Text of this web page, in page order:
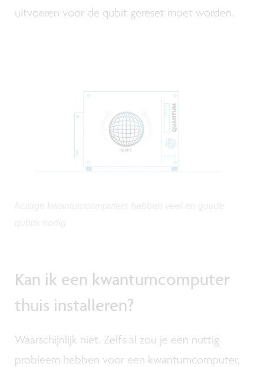
uitvoeren voor de qubit gereset moet worden.
Kan ik een kwantumcomputer
thuis installeren?
Waarschijnlijk niet. Zelfs al zou je een nuttig
probleem hebben voor een kwantumcomputer,